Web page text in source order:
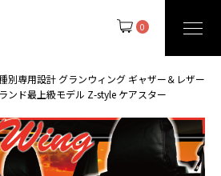
0
別専用設計 グランウィング ギャザー＆レザー
ンド最上級モデル Z-style ケアスター